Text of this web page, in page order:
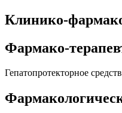
Клинико-
Фармако-
Гепатопротекторное